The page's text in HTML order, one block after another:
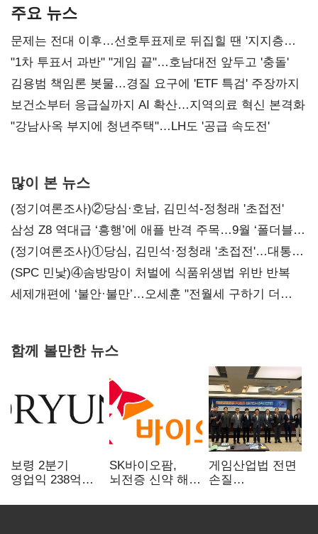
주요 뉴스
문제는 전대 이후…선호투표제로 뒤집힐 땐 '지지층
불복'
"1차 투표서 과반" "게임 끝"…호남대전 앞두고 '충돌'
김용범 책임론 봇물…경질 요구에 'ETF 특검' 주장까지
보건소부터 응급실까지 AI 확산…지역의료 혁신 본격화
"강남사옥 부지에 청년주택"…LH도 '공급 속도전'
많이 본 뉴스
(정기여론조사)②당심·호남, 김민석-정청래 '초접전'
삼성 Z8 역대급 ‘흥행’에 애플 반격 주목…9월 ‘폴더블
대전’
(정기여론조사)①당심, 김민석·정청래 '초접전'…대통령
지지도 '50% 아래로'(종합)
(SPC 민낯)④솜방망이 처벌에 식품위생법 위반 반복
세제개편에 ‘불안·불만’…오세훈 "전월세 구하기 더
함께 볼만한 뉴스
보령 2분기
영업익 238억…
SK바이오팜,
뇌전증 신약 해외
차세대 신약 개발
게임산업법 전면
손질
규제 걷고